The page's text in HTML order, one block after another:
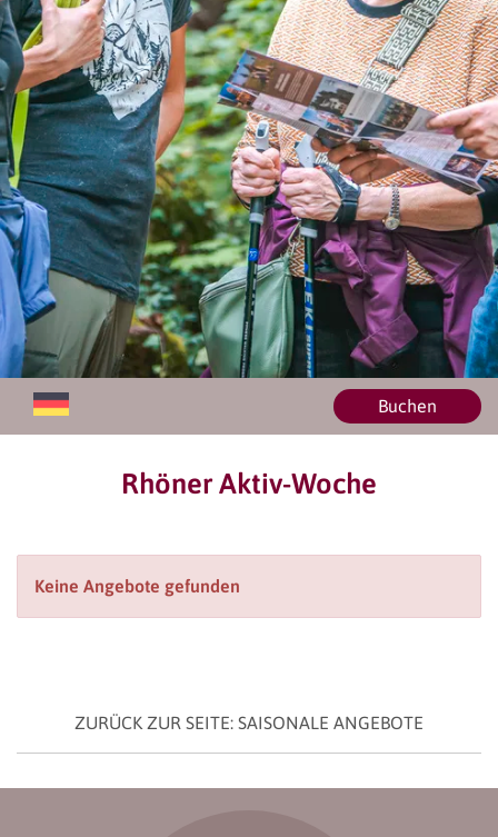
Buchen
Rhöner Aktiv-Woche
Keine Angebote gefunden
ZURÜCK ZUR SEITE: SAISONALE ANGEBOTE